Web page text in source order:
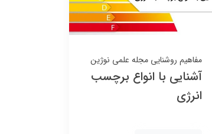
مفاهیم روشنایی مجله علمی نوژین
آشنایی با انواع برچسب
انرژی